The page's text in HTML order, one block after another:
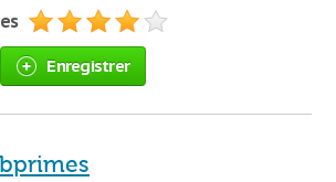
Enregistrer